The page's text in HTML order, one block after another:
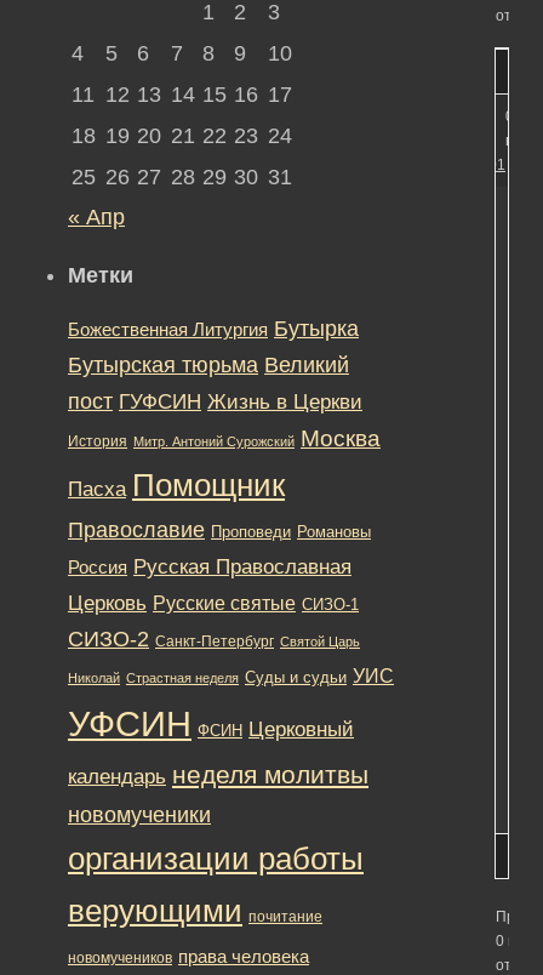
в
#10401
0
1 2
3
4
5 6 7 8 9
10
11 12 13 14 15 16 17
18 19 20 21 22 23 24
25 26 27 28 29 30 31
« Апр
Метки
Божественная Литургия Бутырка
Бутырская тюрьма Великий
пост ГУФСИН Жизнь в Церкви
История Митр. Антоний Сурожский Москва
Пасха Помощник
Православие Проповеди Романовы
Россия Русская Православная
Церковь Русские святые СИЗО-1
СИЗО-2 Санкт-Петербург Святой Царь
Николай Страстная неделя Суды и судьи УИС
УФСИН ФСИН Церковный
календарь неделя молитвы
новомученики
организации работы
верующими почитание
новомучеников права человека